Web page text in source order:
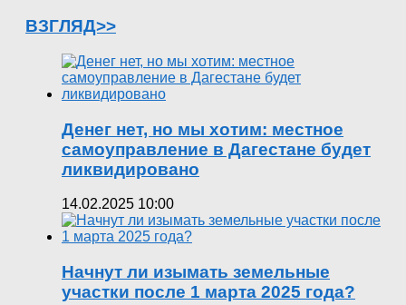
ВЗГЛЯД>>
Денег нет, но мы хотим: местное
самоуправление в Дагестане будет
ликвидировано
14.02.2025 10:00
Начнут ли изымать земельные
участки после 1 марта 2025 года?